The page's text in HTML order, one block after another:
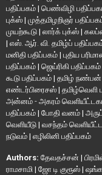
பதிப்பகம் | பெண்விழி
புக்ஸ் | முத்தமிழறிஞர்
முயற்கூடு | லார்க் புக்ஸ் |
| எஸ். ஆர். வி. தமிழ்ப்
மனிதி பதிப்பகம் | புதிய
பதிப்பகம் | ஜெய்ரிகி பதிப்பகம்
கூடு பதிப்பகம் | தமிழ் நண்பன்
எண்டர்பிரைசஸ் | தமிழ்வெளி
அன்னம் - அகரம்
பதிப்பகம் | போதி வனம் |
வெளியீடு | வசந்தம்
நடுவம் | எழிலினி பதிப்பகம்
Authors: தேவதச்சன் |
ராமசாமி | ஜோ டி குரூஸ் |